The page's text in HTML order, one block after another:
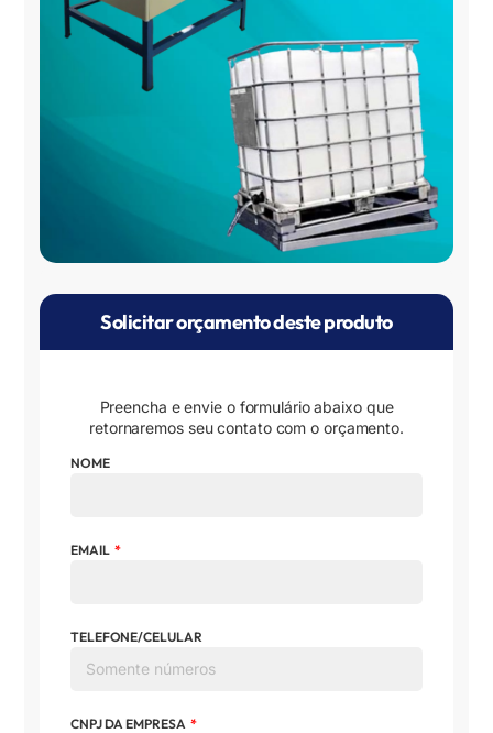
Solicitar orçamento deste produto
Preencha e envie o formulário abaixo que
retornaremos seu contato com o orçamento.
NOME
EMAIL
TELEFONE/CELULAR
CNPJ DA EMPRESA